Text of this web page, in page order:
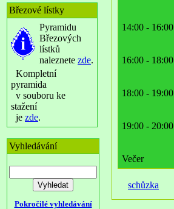
Březové lístky
Pyramidu
Březových
lístků
naleznete zde.
Kompletní
pyramida
v souboru ke
stažení
je zde.
Vyhledávání
Pokročilé vyhledávání
14:00 - 16:00
16:00 - 18:00
18:00 - 19:00
19:00 - 20:00
Večer
schůzka